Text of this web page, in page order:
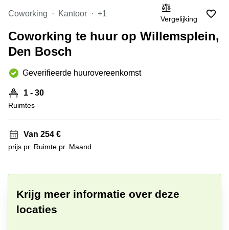
Amsterdam
Hoofddorp
Breda
Maastricht
Nijmegen
Almere
Zoetermeer
Amstelveen
Business
Airport
Kantoor
Amsterdam
Kantoor
huren
huren
Maastricht
huren
Airport
Kantoor
Coworking Kantoor +1
Vergelijking
Coworking te huur op Willemsplein,
Den Bosch
Geverifieerde huurovereenkomst
1 - 30
Ruimtes
Van 254 €
prijs pr. Ruimte pr. Maand
Krijg meer informatie over deze
locaties